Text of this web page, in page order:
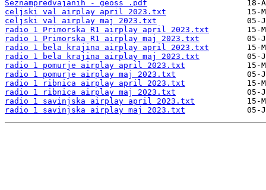
Seznampredvajanih - geoss .pdf
celjski val airplay april 2023.txt
celjski val airplay maj 2023.txt
radio 1 Primorska R1 airplay april 2023.txt
radio 1 Primorska R1 airplay maj 2023.txt
radio 1 bela krajina airplay april 2023.txt
radio 1 bela krajina airplay maj 2023.txt
radio 1 pomurje airplay april 2023.txt
radio 1 pomurje airplay maj 2023.txt
radio 1 ribnica airplay april 2023.txt
radio 1 ribnica airplay maj 2023.txt
radio 1 savinjska airplay april 2023.txt
radio 1 savinjska airplay maj 2023.txt